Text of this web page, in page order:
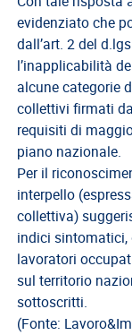
evidenziato che
dall’art. 2 del
l’inapplicabilità
alcune categorie
collettivi firmati
requisiti di
piano nazionale.
Per il
interpello
collettiva)
indici sintomatici,
lavoratori
sul territorio
sottoscritti.
(Fonte: